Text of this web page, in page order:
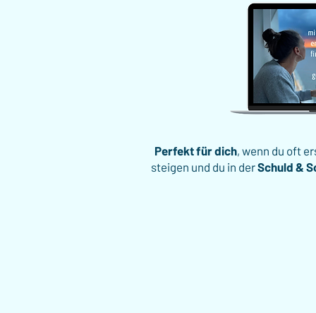
Perfekt für dich, wenn du oft
steigen und du in derSchuld &